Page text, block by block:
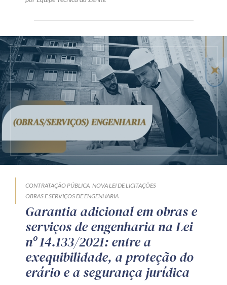
CONTRATAÇÃO PÚBLICA NOVA LEI DE LICITAÇÕES
OBRAS E SERVIÇOS DE ENGENHARIA
Garantia adicional em obras e
serviços de engenharia na Lei
nº 14.133/2021: entre a
exequibilidade, a proteção do
erário e a segurança jurídica